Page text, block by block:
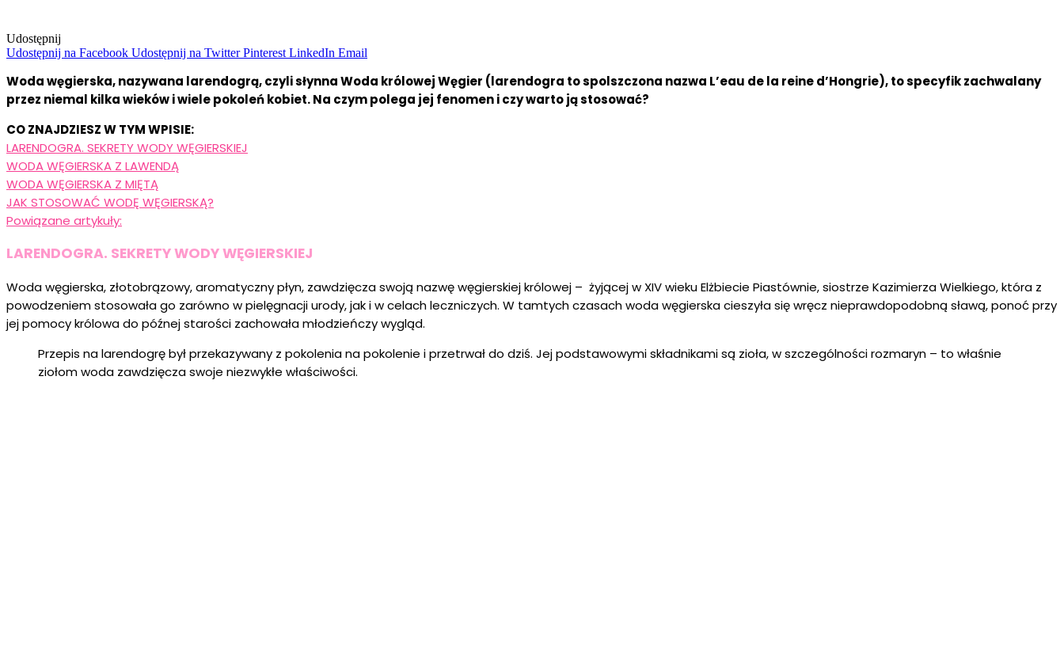
Udostępnij
Udostępnij na Facebook Udostępnij na Twitter Pinterest LinkedIn Email
Woda węgierska, nazywana larendogrą, czyli słynna Woda królowej Węgier (larendogra to spolszczona nazwa L’eau de la reine d’Hongrie), to specyfik zachwalany
przez niemal kilka wieków i wiele pokoleń kobiet. Na czym polega jej fenomen i czy warto ją stosować?
CO ZNAJDZIESZ W TYM WPISIE:
LARENDOGRA. SEKRETY WODY WĘGIERSKIEJ
WODA WĘGIERSKA Z LAWENDĄ
WODA WĘGIERSKA Z MIĘTĄ
JAK STOSOWAĆ WODĘ WĘGIERSKĄ?
Powiązane artykuły:
LARENDOGRA. SEKRETY WODY WĘGIERSKIEJ
Woda węgierska, złotobrązowy, aromatyczny płyn, zawdzięcza swoją nazwę węgierskiej królowej – żyjącej w XIV wieku Elżbiecie Piastównie, siostrze Kazimierza Wielkiego, która z
powodzeniem stosowała go zarówno w pielęgnacji urody, jak i w celach leczniczych. W tamtych czasach woda węgierska cieszyła się wręcz nieprawdopodobną sławą, ponoć przy
jej pomocy królowa do późnej starości zachowała młodzieńczy wygląd.
Przepis na larendogrę był przekazywany z pokolenia na pokolenie i przetrwał do dziś. Jej podstawowymi składnikami są zioła, w szczególności rozmaryn – to właśnie
ziołom woda zawdzięcza swoje niezwykłe właściwości.